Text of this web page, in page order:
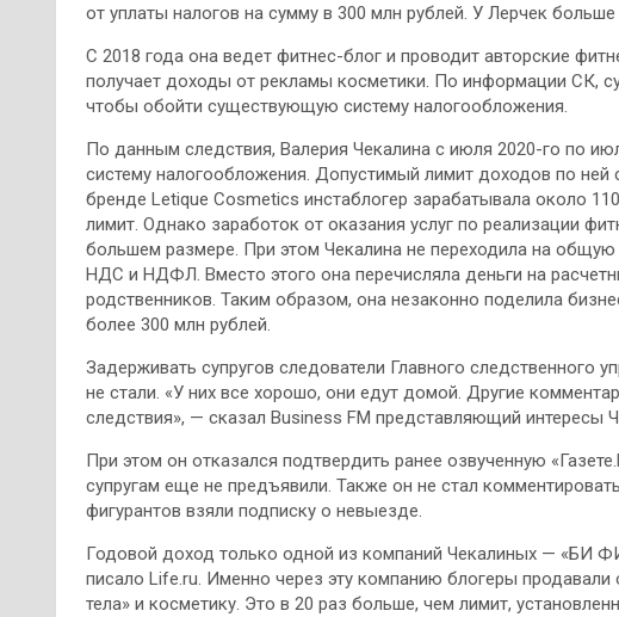
от уплаты налогов на сумму в 300 млн рублей. У Лерчек
С 2018 года она ведет фитнес-блог и проводит авторские
получает доходы от рекламы косметики. По информации СК,
чтобы обойти существующую систему налогообложения.
По данным следствия, Валерия Чекалина с июля 2020-го по
систему налогообложения. Допустимый лимит доходов по ней
бренде Letique Cosmetics инстаблогер зарабатывала около
лимит. Однако заработок от оказания услуг по реализации
большем размере. При этом Чекалина не переходила на общую
НДС и НДФЛ. Вместо этого она перечисляла деньги на
родственников. Таким образом, она незаконно поделила
более 300 млн рублей.
Задерживать супругов следователи Главного следственного
не стали. «У них все хорошо, они едут домой. Другие
следствия», — сказал Business FM представляющий интересы
При этом он отказался подтвердить ранее озвученную
супругам еще не предъявили. Также он не стал
фигурантов взяли подписку о невыезде.
Годовой доход только одной из компаний Чекалиных — «БИ
писало Life.ru. Именно через эту компанию блогеры
тела» и косметику. Это в 20 раз больше, чем лимит,